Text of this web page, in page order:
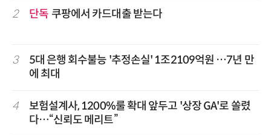
2 단독 쿠팡에서 카드대출 받는다
3
5대 은행 회수불능 '추정손실' 1조2109억원 …7년 만
에 최대
4
보험설계사, 1200%룰 확대 앞두고 '상장 GA'로 쏠렸
다…“신뢰도 메리트”